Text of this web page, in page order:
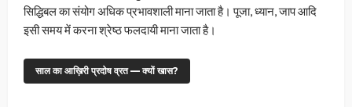
सिद्धिबल का संयोग अधिक प्रभावशाली माना जाता है। पूजा, ध्यान, जाप आदि
इसी समय में करना श्रेष्ठ फलदायी माना जाता है।
साल का आख़िरी प्रदोष व्रत — क्यों खास?